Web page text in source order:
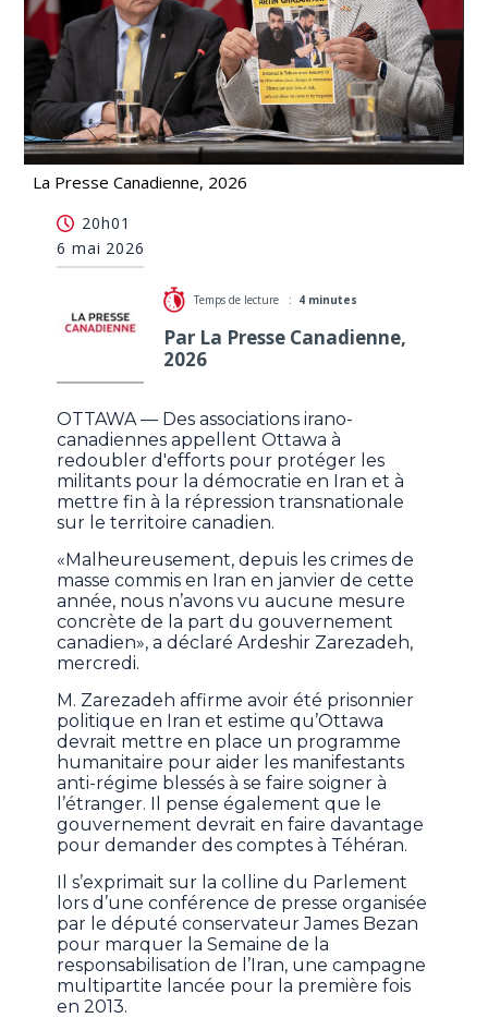
La Presse Canadienne, 2026
davantage les militants iraniens
20h01
6 mai 2026
Temps de lecture : 4 minutes
Par La Presse Canadienne,
2026
OTTAWA — Des associations irano-
canadiennes appellent Ottawa à
redoubler d'efforts pour protéger les
militants pour la démocratie en Iran et à
mettre fin à la répression transnationale
sur le territoire canadien.
«Malheureusement, depuis les crimes de
masse commis en Iran en janvier de cette
année, nous n’avons vu aucune mesure
concrète de la part du gouvernement
canadien», a déclaré Ardeshir Zarezadeh,
mercredi.
M. Zarezadeh affirme avoir été prisonnier
politique en Iran et estime qu’Ottawa
devrait mettre en place un programme
humanitaire pour aider les manifestants
anti-régime blessés à se faire soigner à
l’étranger. Il pense également que le
gouvernement devrait en faire davantage
pour demander des comptes à Téhéran.
Il s’exprimait sur la colline du Parlement
lors d’une conférence de presse organisée
par le député conservateur James Bezan
pour marquer la Semaine de la
responsabilisation de l’Iran, une campagne
multipartite lancée pour la première fois
en 2013.